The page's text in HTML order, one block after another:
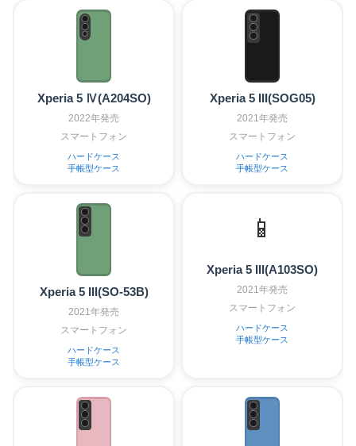
Xperia 5 Ⅳ(A204SO)
2022年発売
スマートフォン
ハードケース
手帳型ケース
Xperia 5 III(SOG05)
2021年発売
スマートフォン
ハードケース
手帳型ケース
Xperia 5 III(SO-53B)
2021年発売
スマートフォン
ハードケース
手帳型ケース
📱
Xperia 5 III(A103SO)
2021年発売
スマートフォン
ハードケース
手帳型ケース